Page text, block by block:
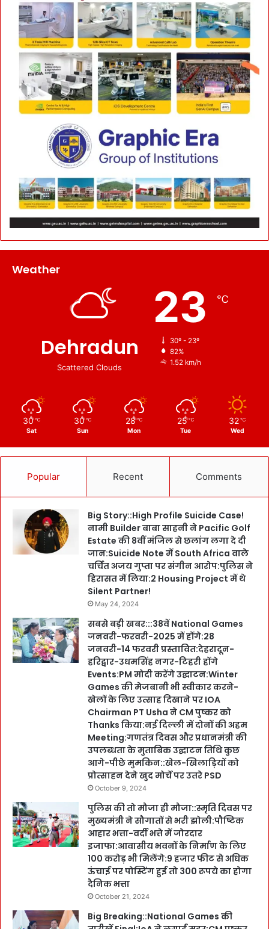
Weather
Dehradun
Scattered Clouds
23 ℃
30º - 23º
82%
1.52 km/h
30 ℃
Sat
30 ℃
Sun
28 ℃
Mon
25 ℃
Tue
32 ℃
Wed
Popular Recent Comments
Big Story::High Profile Suicide Case!
नामी Builder बाबा साहनी ने Pacific Golf
Estate की 8वीं मंजिल से छलांग लगा दे दी
जान:Suicide Note में South Africa वाले
चर्चित अजय गुप्ता पर संगीन आरोप:पुलिस ने
हिरासत में लिया:2 Housing Project में थे
Silent Partner!
May 24, 2024
सबसे बड़ी खबर:::38वें National Games
जनवरी-फरवरी-2025 में होंगे:28
जनवरी-14 फरवरी प्रस्तावित:देहरादून-
हरिद्वार-उधमसिंह नगर-टिहरी होंगे
Events:PM मोदी करेंगे उद्घाटन:Winter
Games की मेजबानी भी स्वीकार करने-
खेलों के लिए उत्साह दिखाने पर IOA
Chairman PT Usha ने CM पुष्कर को
Thanks किया:नई दिल्ली में दोनों की अहम
Meeting:गणतंत्र दिवस और प्रधानमंत्री की
उपलब्धता के मुताबिक उद्घाटन तिथि कुछ
आगे-पीछे मुमकिन::खेल-खिलाड़ियों को
प्रोत्साहन देने खुद मोर्चे पर उतरे PSD
October 9, 2024
पुलिस की तो मौजा ही मौजा::स्मृति दिवस पर
मुख्यमंत्री ने सौगातों से भरी झोली:पौष्टिक
आहार भत्ता-वर्दी भत्ते में जोरदार
इजाफा:आवासीय भवनों के निर्माण के लिए
100 करोड़ भी मिलेंगे:9 हजार फीट से अधिक
ऊंचाई पर पोस्टिंग हुई तो 300 रूपये का होगा
दैनिक भत्ता
October 21, 2024
Big Breaking::National Games की